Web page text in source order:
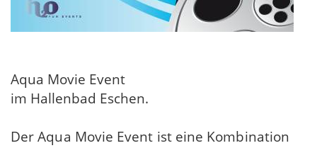
Aqua Movie Event
im Hallenbad Eschen.
Der Aqua Movie Event ist eine Kombination